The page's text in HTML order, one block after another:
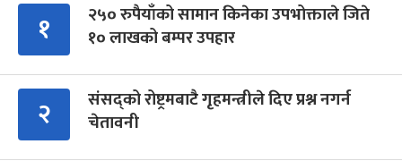
१
२५० रुपैयाँको सामान किनेका उपभोक्ताले जिते
१० लाखको बम्पर उपहार
२
संसद्को रोष्ट्रमबाटै गृहमन्त्रीले दिए प्रश्न नगर्न
चेतावनी